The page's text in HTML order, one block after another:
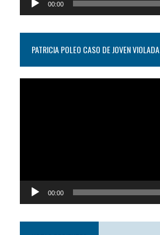
00:00
PATRICIA POLEO CASO DE JOVEN VIOLADA
00:00